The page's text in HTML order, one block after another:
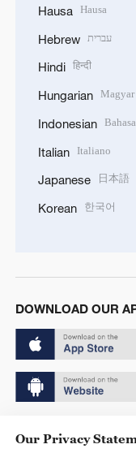
Hausa Hausa
Hebrew עברית
Hindi हिन्दी
Hungarian Magyar
Indonesian
Italian Italiano
Japanese 日本語
Korean 한국어
DOWNLOAD OUR
Our Privacy